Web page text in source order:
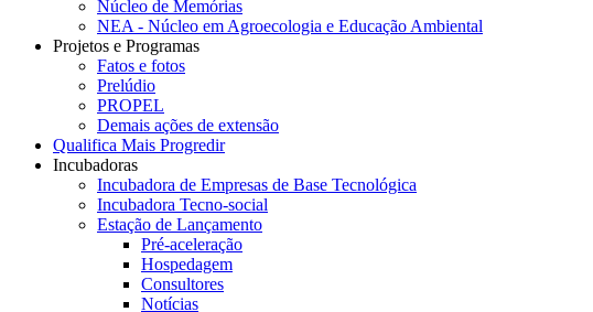
Núcleo de Memórias
NEA - Núcleo em Agroecologia e Educação Ambiental
Projetos e Programas
Fatos e fotos
Prelúdio
PROPEL
Demais ações de extensão
Qualifica Mais Progredir
Incubadoras
Incubadora de Empresas de Base Tecnológica
Incubadora Tecno-social
Estação de Lançamento
Pré-aceleração
Hospedagem
Consultores
Notícias